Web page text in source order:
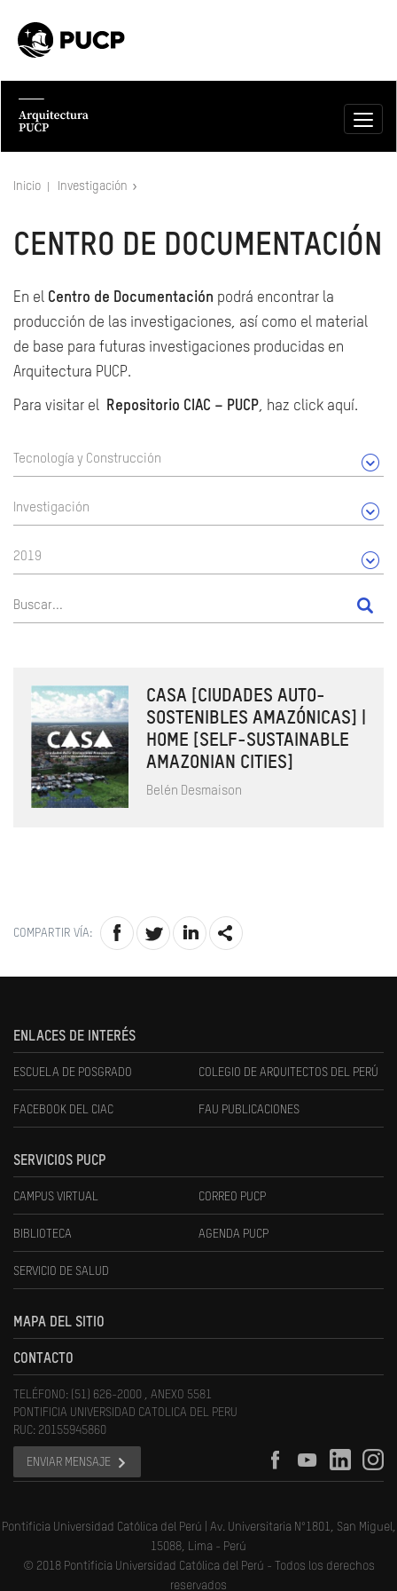
Inicio Investigación
CENTRO DE DOCUMENTACIÓN
En el Centro de Documentación podrá encontrar la
producción de las investigaciones, así como el material
de base para futuras investigaciones producidas en
Arquitectura PUCP.
Para visitar el Repositorio CIAC – PUCP, haz click aquí.
Tecnología y Construcción
Investigación
2019
CASA [CIUDADES AUTO-
SOSTENIBLES AMAZÓNICAS] |
HOME [SELF-SUSTAINABLE
AMAZONIAN CITIES]
Belén Desmaison
COMPARTIR VÍA:
ENLACES DE INTERÉS
ESCUELA DE POSGRADO COLEGIO DE ARQUITECTOS DEL PERÚ
FACEBOOK DEL CIAC FAU PUBLICACIONES
SERVICIOS PUCP
CAMPUS VIRTUAL CORREO PUCP
BIBLIOTECA AGENDA PUCP
SERVICIO DE SALUD
MAPA DEL SITIO
CONTACTO
TELÉFONO: (51) 626-2000 , ANEXO 5581
PONTIFICIA UNIVERSIDAD CATOLICA DEL PERU
RUC: 20155945860
ENVIAR MENSAJE
Pontificia Universidad Católica del Perú | Av. Universitaria N°1801, San Miguel,
15088, Lima - Perú
© 2018 Pontificia Universidad Católica del Perú - Todos los derechos
reservados